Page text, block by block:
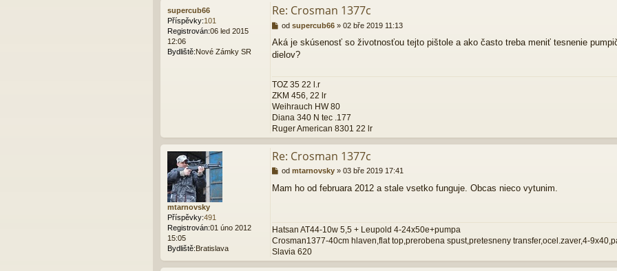
supercub66
Příspěvky:101
Registrován:06 led 2015
12:06
Bydliště:Nové Zámky SR
Re: Crosman 1377c
P
í
s
v
e
k
od supercub66 » 02 bře 2019 11:13
Aká je skúsenosť so životnosťou tejto pištole a ako často treba meniť tesnenie
dielov?
TOZ 35 22 l.r
ZKM 456, 22 lr
Weihrauch HW 80
Diana 340 N tec .177
Ruger American 8301 22 lr
mtarnovsky
Příspěvky:491
Registrován:01 úno 2012
15:05
Bydliště:Bratislava
Re: Crosman 1377c
P
í
v
e
k
od mtarnovsky » 03 bře 2019 17:41
Mam ho od februara 2012 a stale vsetko funguje. Obcas nieco vytunim.
Hatsan AT44-10w 5,5 + Leupold 4-24x50e+pumpa
Crosman1377-40cm hlaven,flat top,prerobena spust,pretesneny transfer,ocel.zaver,4-
Slavia 620